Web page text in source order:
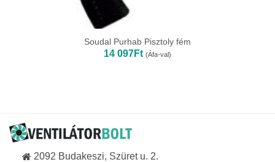
Soudal Purhab Pisztoly fém
14 097Ft (Áfa-val)
2092 Budakeszi, Szüret u. 2.